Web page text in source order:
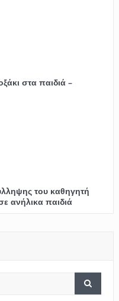
στα παιδιά –
του καθηγητή
ανήλικα παιδιά